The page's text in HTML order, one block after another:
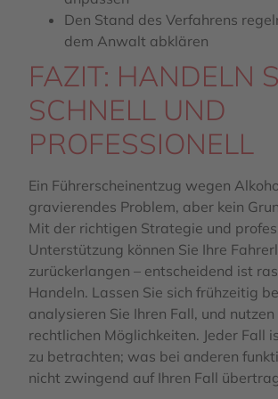
Den Stand des Verfahrens
dem Anwalt abklären
FAZIT: HANDELN
SCHNELL UND
PROFESSIONELL
Ein Führerscheinentzug wegen
gravierendes Problem, aber kein
Mit der richtigen Strategie und
Unterstützung können Sie Ihre
zurückerlangen – entscheidend ist
Handeln. Lassen Sie sich frühzeitig
analysieren Sie Ihren Fall, und nutzen
rechtlichen Möglichkeiten. Jeder Fall
zu betrachten; was bei anderen
nicht zwingend auf Ihren Fall